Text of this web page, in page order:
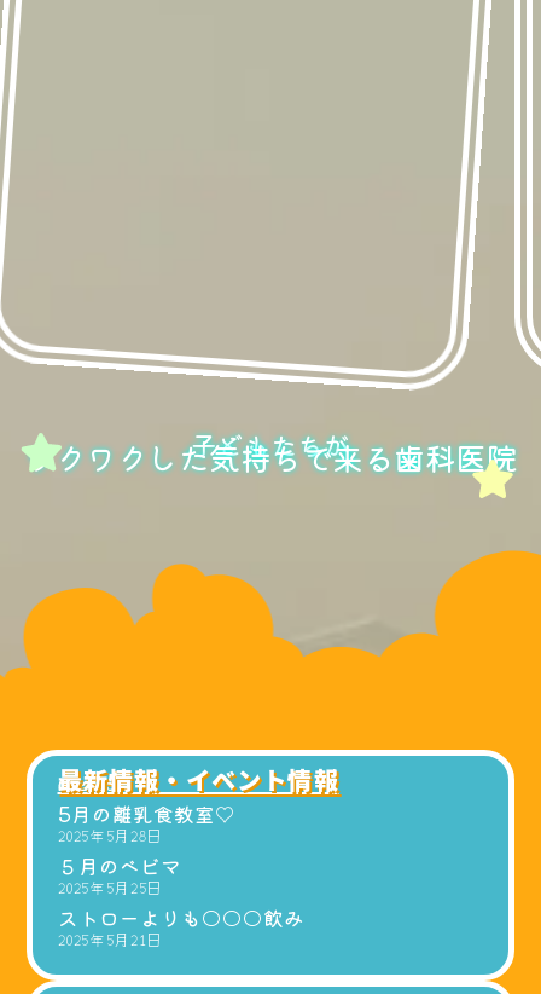
⼦どもたちが
ワクワクした気持ちで来る⻭科医院
News
最新情報・イベント情報
5月の離乳食教室♡
2025年5月28日
５月のベビマ
2025年5月25日
ストローよりも○○○飲み
2025年5月21日